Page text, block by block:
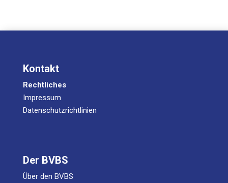
Kontakt
Rechtliches
Impressum
Datenschutzrichtlinien
Der BVBS
Über den BVBS